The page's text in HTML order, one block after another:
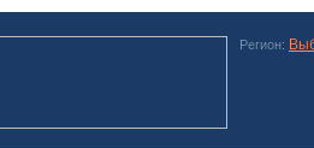
Регион: